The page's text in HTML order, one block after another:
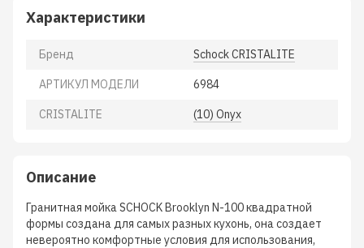
Характеристики
Бренд Schock CRISTALITE
АРТИКУЛ МОДЕЛИ 6984
CRISTALITE (10) Onyx
Описание
Гранитная мойка SCHOCK Brooklyn N-100 квадратной
формы создана для самых разных кухонь, она создает
невероятно комфортные условия для использования,